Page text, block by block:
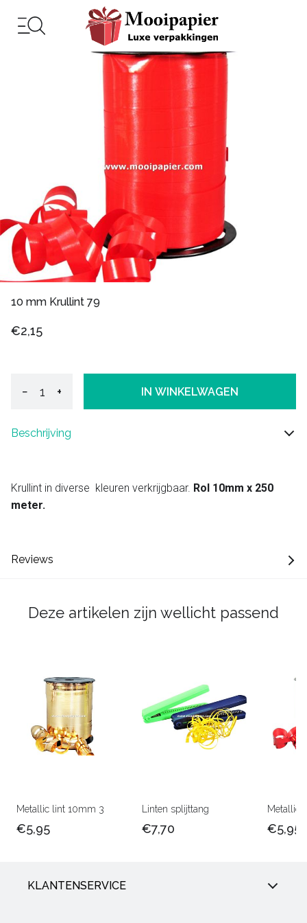
10 mm Krullint 79
€2,15
− + IN WINKELWAGEN
Beschrijving
Krullint in diverse kleuren verkrijgbaar. Rol 10mm x 250
meter.
Reviews
Deze artikelen zijn wellicht passend
Metallic lint 10mm 3
€5,95
Linten splijttang
€7,70
Metallic
€5,95
KLANTENSERVICE